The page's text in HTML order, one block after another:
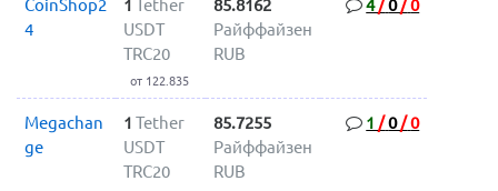
CoinShop2
4
1
Tether
USDT
TRC20
от 122.835
85.8162
Райффайзен
RUB
4/0/0
Megachan
ge
1 Tether
USDT
TRC20
85.7255
Райффайзен
RUB
1 /0/0